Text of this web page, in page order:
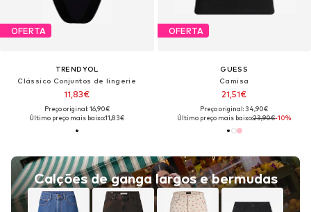
OFERTA
TRENDYOL
Clássico Conjuntos de lingerie
11,83€
Preço original: 16,90€
Último preço mais baixo:11,83€
Calções de ganga largos e bermudas
OFERTA
GUESS
Camisa
21,51€
Preço original: 34,90€
Último preço mais baixo:23,90€-10%